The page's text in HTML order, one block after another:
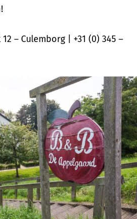
– Culemborg | +31 (0) 345 –